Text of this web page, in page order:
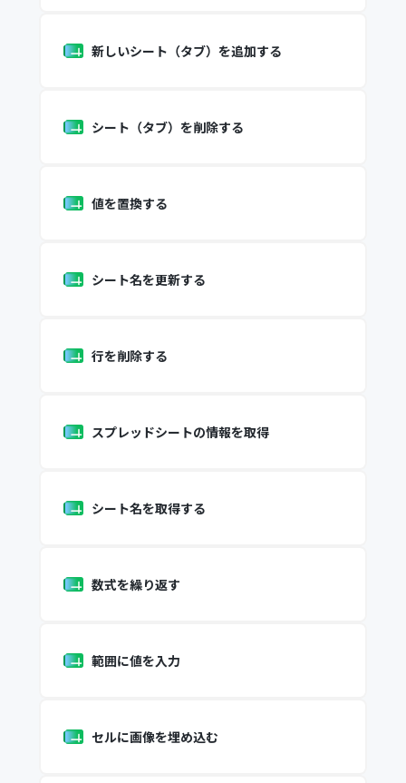
新しいシート（タブ）を追加する
シート（タブ）を削除する
値を置換する
シート名を更新する
行を削除する
スプレッドシートの情報を取得
シート名を取得する
数式を繰り返す
範囲に値を入力
セルに画像を埋め込む